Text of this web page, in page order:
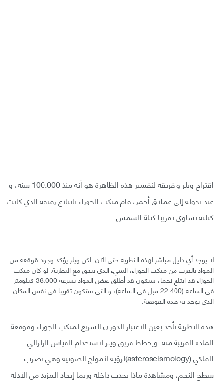
اقتراح ويلر و فريقه لتفسير هذه الظاهرة هو أنه منذ 100.000 سنة، و
عند تحوله إلى عملاق أحمر، قام منكب الجوزاء بابتلاع رفيقه الذي كانت
كتلته تساوي تقريبا كتلة الشمس.
لا يوجد أي دليل مباشر لهذه النظرية حتى الآن. لكن ويلر يؤكد وجود قوقعة من
المواد بالقرب من منكب الجوزاء، الشيء الذي يتفق مع النظرية. لو كان منكب
الجوزاء قد ابتلع نجما، سيكون قد أطلق بعض المواد بسرعة 36.000 كيلومتر
في الساعة (22.400 ميل في الساعة)، و التي ستكون تقريبا في نفس المكان
الذي توجد به هذه القوقعة.
هذه النظرية تأخذ بعين الاعتبار الدوران السريع لمنكب الجوزاء وقوقعة
المادة القريبة منه. ويخطط فريق ويلر لاستخدام القياس الزلزالي
الفلكي (asteroseismology)لرؤية لأمواج الصوتية وهي تضرب
سطح النجم، ومشاهدة ماذا يحدث داخله وربما إيجاد المزيد من الأدلة